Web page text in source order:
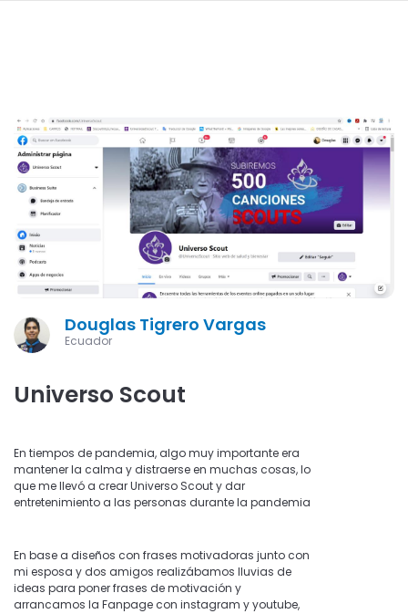
Douglas Tigrero Vargas
Ecuador
Universo Scout
En tiempos de pandemia, algo muy importante era
mantener la calma y distraerse en muchas cosas, lo
que me llevó a crear Universo Scout y dar
entretenimiento a las personas durante la pandemia
En base a diseños con frases motivadoras junto con
mi esposa y dos amigos realizábamos lluvias de
ideas para poner frases de motivación y
arrancamos la Fanpage con instagram y youtube,